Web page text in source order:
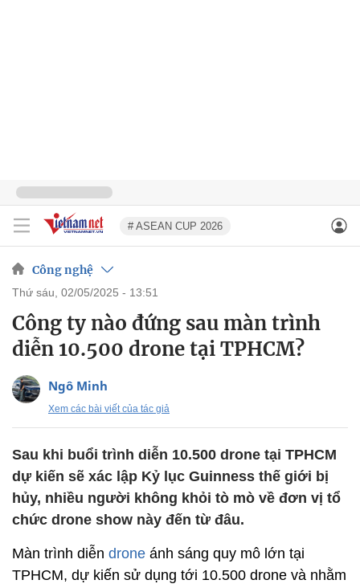
# ASEAN CUP 2026
Công nghệ
thứ sáu, 02/05/2025 - 13:51
Công ty nào đứng sau màn trình
diễn 10.500 drone tại TPHCM?
Ngô Minh
Xem các bài viết của tác giả
Sau khi buổi trình diễn 10.500 drone tại TPHCM
dự kiến sẽ xác lập Kỷ lục Guinness thế giới bị
hủy, nhiều người không khỏi tò mò về đơn vị tổ
chức drone show này đến từ đâu.
Màn trình diễn drone ánh sáng quy mô lớn tại
TPHCM, dự kiến sử dụng tới 10.500 drone và nhằm